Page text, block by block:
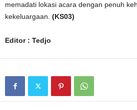
memadati lokasi acara dengan penuh
kekeluargaan. (KS03)
Editor : Tedjo